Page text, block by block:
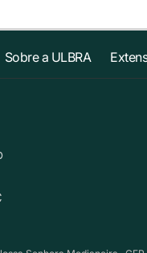
Sobre a ULBRA